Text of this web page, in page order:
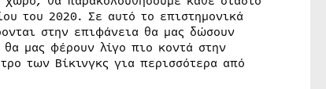
του 2020. Σε αυτό το επιστημονικά
στην επιφάνεια θα μας δώσουν
μας φέρουν λίγο πιο κοντά στην
των Βίκινγκς για περισσότερα από